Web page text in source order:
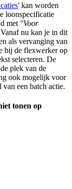
' kan worden
loonspecificatie
met "Voor
Vanaf nu kan je in dit
als vervanging van
bij de flexwerker op
selecteren. De
plek van de
ook mogelijk voor
een batch actie.
tonen op